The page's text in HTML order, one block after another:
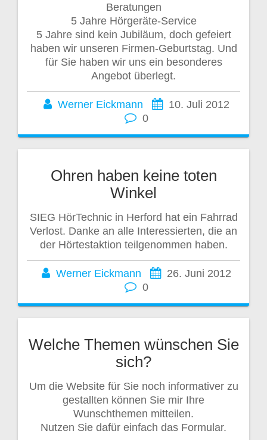
Beratungen
5 Jahre Hörgeräte-Service
5 Jahre sind kein Jubiläum, doch gefeiert
haben wir unseren Firmen-Geburtstag. Und
für Sie haben wir uns ein besonderes
Angebot überlegt.
Werner Eickmann
10. Juli 2012
0
Ohren haben keine toten
Winkel
SIEG HörTechnic in Herford hat ein Fahrrad
Verlost. Danke an alle Interessierten, die an
der Hörtestaktion teilgenommen haben.
Werner Eickmann
26. Juni 2012
0
Welche Themen wünschen Sie
sich?
Um die Website für Sie noch informativer zu
gestallten können Sie mir Ihre
Wunschthemen mitteilen.
Nutzen Sie dafür einfach das Formular.